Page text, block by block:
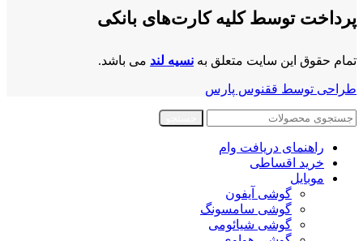
پرداخت توسط کلیه کارت‌های بانکی
تمام حقوق این سایت متعلق به نسیه لند می باشد.
طراحی توسط ققنوس پارس
راهنمای دریافت وام
خرید اقساطی
موبایل
گوشی آیفون
گوشی سامسونگ
گوشی شیائومی